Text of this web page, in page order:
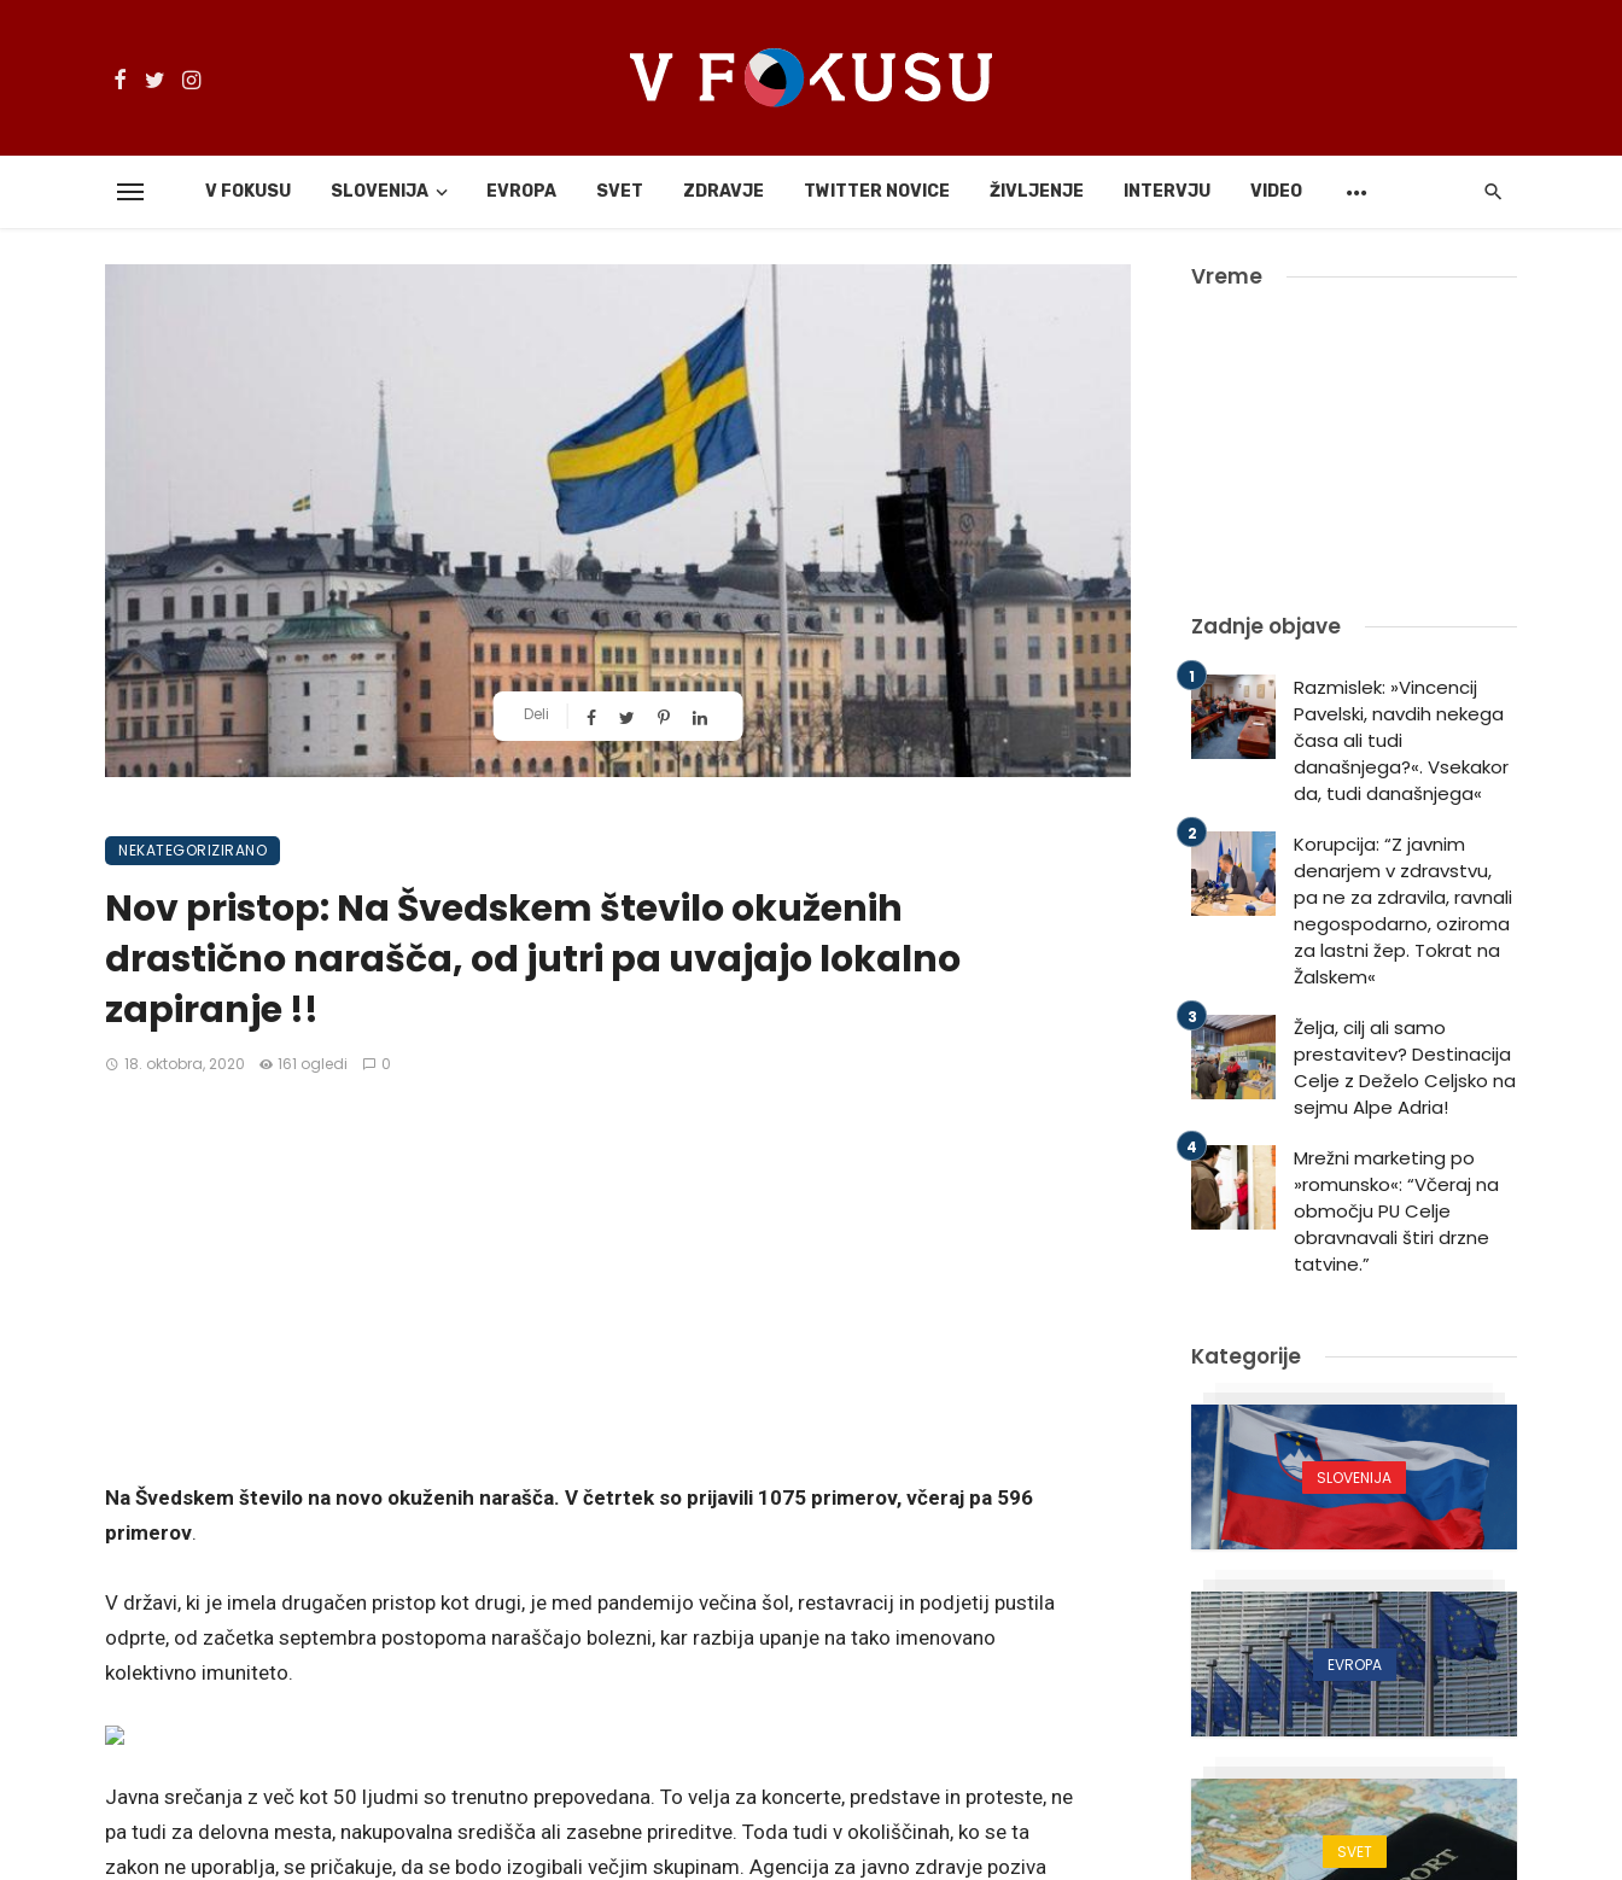
V FOKUSU SLOVENIJA EVROPA SVET ZDRAVJE TWITTER NOVICE ŽIVLJENJE INTERVJU VIDEO
Deli
NEKATEGORIZIRANO
Nov pristop: Na Švedskem število okuženih
drastično narašča, od jutri pa uvajajo lokalno
zapiranje !!
18. oktobra, 2020 161 ogledi 0
Na Švedskem število na novo okuženih narašča. V četrtek so prijavili 1075 primerov, včeraj pa 596
primerov.
V državi, ki je imela drugačen pristop kot drugi, je med pandemijo večina šol, restavracij in podjetij pustila
odprte, od začetka septembra postopoma naraščajo bolezni, kar razbija upanje na tako imenovano
kolektivno imuniteto.
Javna srečanja z več kot 50 ljudmi so trenutno prepovedana. To velja za koncerte, predstave in proteste, ne
pa tudi za delovna mesta, nakupovalna središča ali zasebne prireditve. Toda tudi v okoliščinah, ko se ta
zakon ne uporablja, se pričakuje, da se bodo izogibali večjim skupinam. Agencija za javno zdravje poziva
Vreme
Zadnje objave
Razmislek: »Vincencij
Pavelski, navdih nekega
časa ali tudi
današnjega?«. Vsekakor
da, tudi današnjega«
Korupcija: “Z javnim
denarjem v zdravstvu,
pa ne za zdravila, ravnali
negospodarno, oziroma
za lastni žep. Tokrat na
Žalskem«
Želja, cilj ali samo
prestavitev? Destinacija
Celje z Deželo Celjsko na
sejmu Alpe Adria!
Mrežni marketing po
»romunsko«: “Včeraj na
območju PU Celje
obravnavali štiri drzne
tatvine.”
Kategorije
SLOVENIJA
EVROPA
SVET